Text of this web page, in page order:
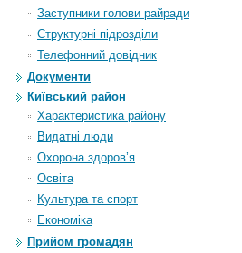
Заступники голови райради
Структурні підрозділи
Телефонний довідник
Документи
Київський район
Характеристика району
Видатні люди
Охорона здоров’я
Освіта
Культура та спорт
Економіка
Прийом громадян